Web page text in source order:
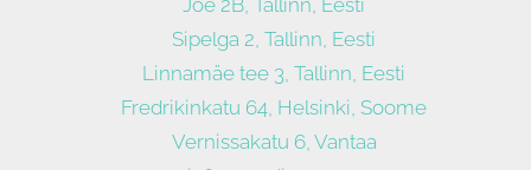
Jõe 2B, Tallinn, Eesti
Sipelga 2, Tallinn, Eesti
Linnamäe tee 3, Tallinn, Eesti
Fredrikinkatu 64, Helsinki, Soome
Vernissakatu 6, Vantaa